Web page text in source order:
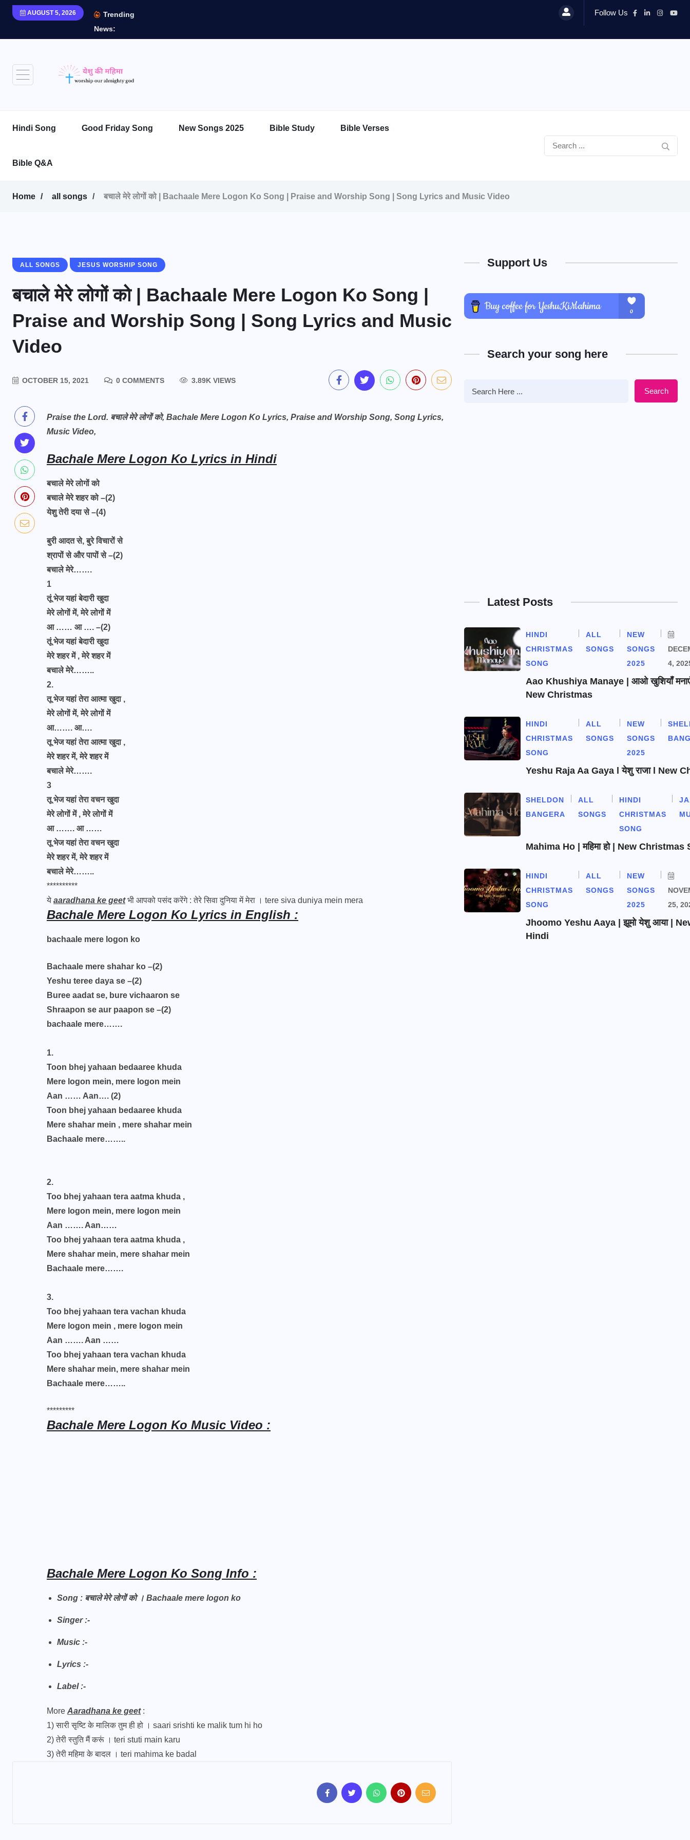
AUGUST 5, 2026
Trending
News:
Follow Us
Hindi Song Good Friday Song New Songs 2025 Bible Study Bible Verses
Bible Q&A
Home all songs बचाले मेरे लोगों को | Bachaale Mere Logon Ko Song | Praise and Worship Song | Song Lyrics and Music Video
ALL SONGS JESUS WORSHIP SONG
बचाले मेरे लोगों को | Bachaale Mere Logon Ko Song |
Praise and Worship Song | Song Lyrics and Music
Video
OCTOBER 15, 2021 0 COMMENTS 3.89K VIEWS
Praise the Lord. बचाले मेरे लोगों को, Bachale Mere Logon Ko Lyrics, Praise and Worship Song, Song Lyrics,
Music Video,
Bachale Mere Logon Ko Lyrics in Hindi
बचाले मेरे लोगों को
बचाले मेरे शहर को –(2)
येशु तेरी दया से –(4)
बुरी आदत से, बुरे विचारों से
श्रापों से और पापों से –(2)
बचाले मेरे…….
1
तूं भेज यहां बेदारी खुदा
मेरे लोगों में, मेरे लोगों में
आ …… आ …. –(2)
तूं भेज यहां बेदारी खुदा
मेरे शहर में , मेरे शहर में
बचाले मेरे……..
2.
तू भेज यहां तेरा आत्मा खुदा ,
मेरे लोगों में, मेरे लोगों में
आ……. आ….
तू भेज यहां तेरा आत्मा खुदा ,
मेरे शहर में, मेरे शहर में
बचाले मेरे…….
3
तू भेज यहां तेरा वचन खुदा
मेरे लोगों में , मेरे लोगों में
आ ……. आ ……
तू भेज यहां तेरा वचन खुदा
मेरे शहर में, मेरे शहर में
बचाले मेरे……..
**********
ये aaradhana ke geetभी आपको पसंद करेंगे :तेरे सिवा दुनिया में मेरा । tere siva duniya mein mera
Bachale Mere Logon Ko Lyrics in English :
bachaale mere logon ko
Bachaale mere shahar ko –(2)
Yeshu teree daya se –(2)
Buree aadat se, bure vichaaron se
Shraapon se aur paapon se –(2)
bachaale mere…….
1.
Toon bhej yahaan bedaaree khuda
Mere logon mein, mere logon mein
Aan …… Aan…. (2)
Toon bhej yahaan bedaaree khuda
Mere shahar mein , mere shahar mein
Bachaale mere……..
2.
Too bhej yahaan tera aatma khuda ,
Mere logon mein, mere logon mein
Aan ……. Aan……
Too bhej yahaan tera aatma khuda ,
Mere shahar mein, mere shahar mein
Bachaale mere…….
3.
Too bhej yahaan tera vachan khuda
Mere logon mein , mere logon mein
Aan ……. Aan ……
Too bhej yahaan tera vachan khuda
Mere shahar mein, mere shahar mein
Bachaale mere……..
*********
Bachale Mere Logon Ko Music Video :
Bachale Mere Logon Ko Song Info :
Song : बचाले मेरे लोगों को । Bachaale mere logon ko
Singer :-
Music :-
Lyrics :-
Label :-
More Aaradhana ke geet:
1)सारी सृष्टि के मालिक तुम ही हो । saari srishti ke malik tum hi ho
2)तेरी स्तुति मैं करूं । teri stuti main karu
3)तेरी महिमा के बादल । teri mahima ke badal
Support Us
Search your song here
Search
Latest Posts
HINDI
CHRISTMAS
SONG
ALL
SONGS
NEW
SONGS
2025
4,
Aao Khushiya Manaye | आओ खुशियाँ
New Christmas
HINDI
CHRISTMAS
SONG
ALL
SONGS
NEW
SONGS
2025
Yeshu Raja Aa Gaya l येशु राजा l New
SHELDON
BANGERA
ALL
SONGS
HINDI
CHRISTMAS
SONG
Mahima Ho | महिमा हो | New Christmas
HINDI
CHRISTMAS
SONG
ALL
SONGS
NEW
SONGS
2025
25,
Jhoomo Yeshu Aaya | झूमो येशु आया |
Hindi